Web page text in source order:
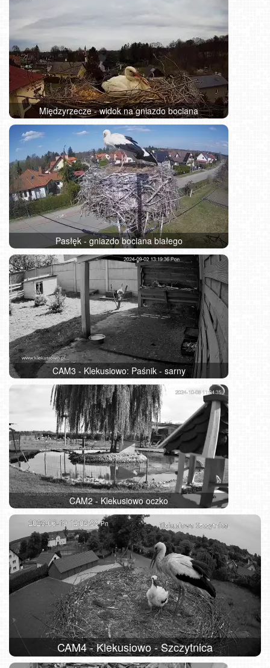
Międzyrzecze - widok na gniazdo bociana
Pasłęk - gniazdo bociana białego
CAM3 - Klekusiowo: Paśnik - sarny
CAM2 - Klekusiowo oczko
CAM4 - Klekusiowo - Szczytnica